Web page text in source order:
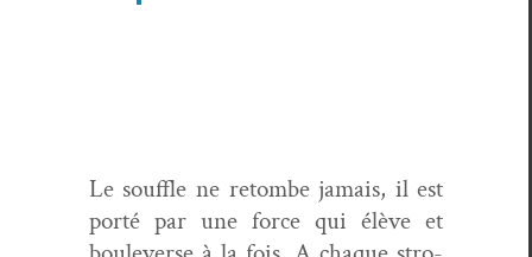
Le souf­fle ne retombe jamais, il est
porté par une force qui élève et